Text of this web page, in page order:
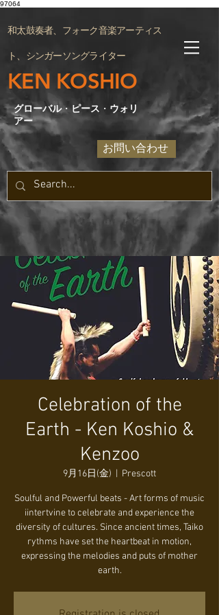
97064
和太鼓奏者、フォーク音楽アーティス
ト、シンガーソングライター
KEN KOSHIO
グローバル・ピース ・ ウォリ
アー
お問い合わせ
Celebration of the
Earth - Ken Koshio &
Kenzoo
9月16日(金) Prescott
Soulful and Powerful beats - Art forms of music
iintertvine to celebrate and experience the
diversity of cultures. Since ancient times, Taiko
rythms have set the heartbeat in motion,
expressing the melodies and puts of mother
earth.